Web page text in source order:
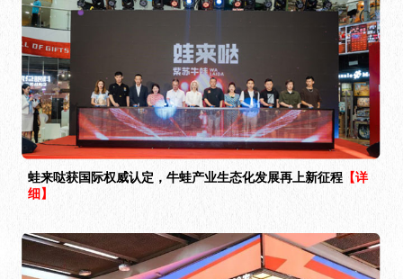
蛙来哒获国际权威认定，牛蛙产业生态化发展再上新征程 【详
细】